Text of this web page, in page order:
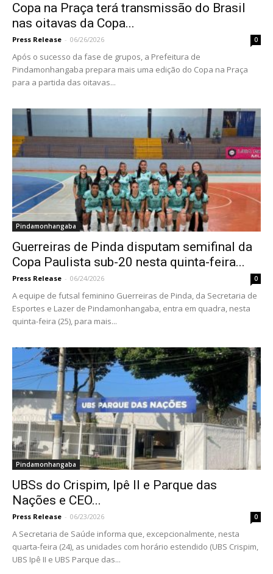
Copa na Praça terá transmissão do Brasil
nas oitavas da Copa...
Press Release - 06/26/2026 0
Após o sucesso da fase de grupos, a Prefeitura de
Pindamonhangaba prepara mais uma edição do Copa na Praça
para a partida das oitavas...
Pindamonhangaba
Guerreiras de Pinda disputam semifinal da
Copa Paulista sub-20 nesta quinta-feira...
Press Release - 06/24/2026 0
A equipe de futsal feminino Guerreiras de Pinda, da Secretaria de
Esportes e Lazer de Pindamonhangaba, entra em quadra, nesta
quinta-feira (25), para mais...
Pindamonhangaba
UBSs do Crispim, Ipê II e Parque das
Nações e CEO...
Press Release - 06/23/2026 0
A Secretaria de Saúde informa que, excepcionalmente, nesta
quarta-feira (24), as unidades com horário estendido (UBS Crispim,
UBS Ipê II e UBS Parque das...